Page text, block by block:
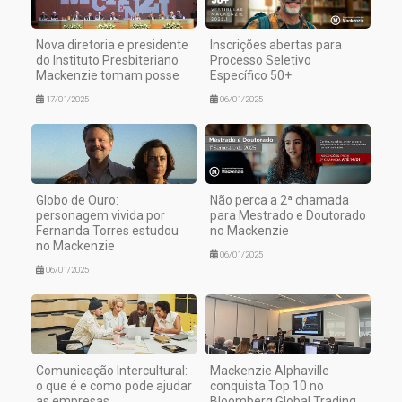
Nova diretoria e presidente
do Instituto Presbiteriano
Mackenzie tomam posse
17/01/2025
Inscrições abertas para
Processo Seletivo
Específico 50+
06/01/2025
Globo de Ouro:
personagem vivida por
Fernanda Torres estudou
no Mackenzie
06/01/2025
Não perca a 2ª chamada
para Mestrado e Doutorado
no Mackenzie
06/01/2025
Comunicação Intercultural:
o que é e como pode ajudar
Mackenzie Alphaville
conquista Top 10 no